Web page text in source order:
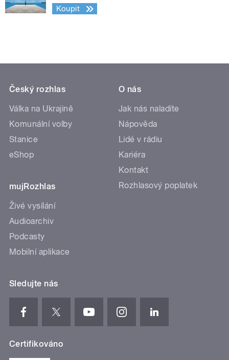
Koupit
Český rozhlas
Válka na Ukrajině
Komunální volby
Stanice
eShop
mujRozhlas
Živé vysílání
Audioarchiv
Podcasty
Mobilní aplikace
O nás
Jak nás naladíte
Nápověda
Lidé v rádiu
Kariéra
Kontakt
Rozhlasový poplatek
Sledujte nás
Certifikováno